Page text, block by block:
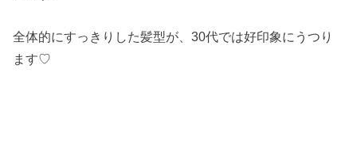
全体的にすっきりした髪型が、30代では好印象にうつり
ます♡